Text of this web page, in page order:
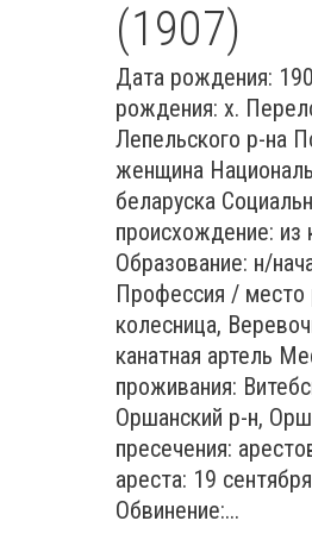
(1907)
Дата рождения:
рождения: х.
Лепельского р-на
женщина
беларуска
происхождение: из
Образование: н/
Профессия / место
колесница,
канатная артель
проживания:
Оршанский р-н,
пресечения:
ареста: 19
Обвинение:...